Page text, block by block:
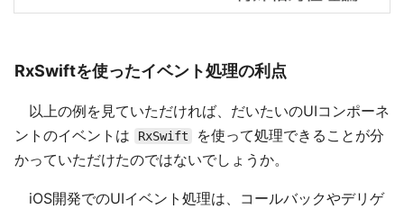
RxSwiftを使ったイベント処理の利点
以上の例を見ていただければ、だいたいのUIコンポーネ
ントのイベントは
RxSwift
を使って処理できることが分
かっていただけたのではないでしょうか。
iOS開発でのUIイベント処理は、コールバックやデリゲ